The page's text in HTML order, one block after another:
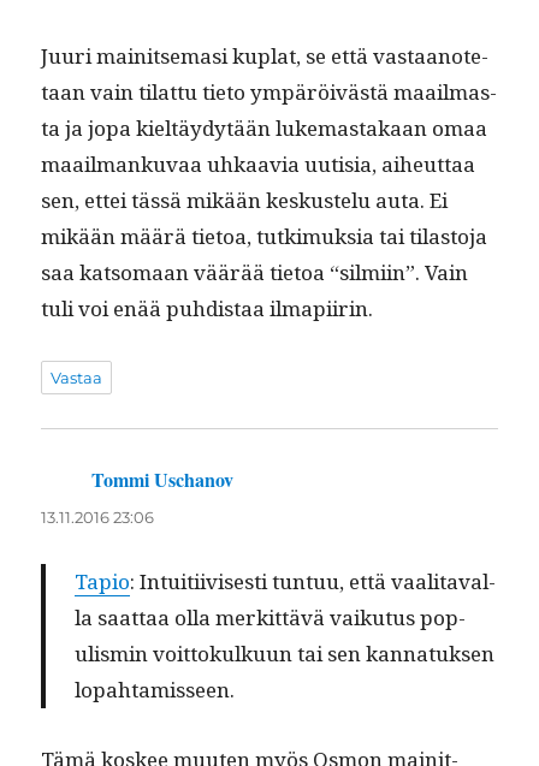
Juuri mainit­se­masi kuplat, se että vas­taan­ote­
taan vain tilat­tu tieto ympäröivästä maail­mas­
ta ja jopa kieltäy­dytään luke­mas­takaan omaa
maail­manku­vaa uhkaavia uutisia, aiheut­taa
sen, ettei tässä mikään keskustelu auta. Ei
mikään määrä tietoa, tutkimuk­sia tai tilas­to­ja
saa kat­so­maan väärää tietoa “silmi­in”. Vain
tuli voi enää puhdis­taa ilmapiirin.
Vastaa
Tommi Uschanov
13.11.2016 23:06
Tapio: Intu­iti­ivis­es­ti tun­tuu, että vaal­i­taval­
la saat­taa olla merkit­tävä vaiku­tus pop­
ulis­min voit­tokulku­un tai sen kan­natuk­sen
lopahtamisseen.
Tämä kos­kee muuten myös Osmon mainit­